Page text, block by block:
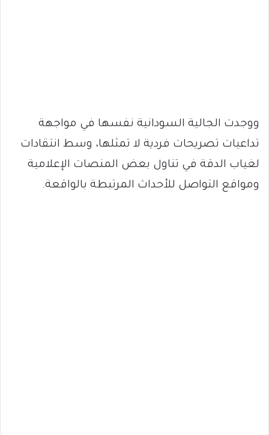
ووجدت الجالية السودانية نفسها في مواجهة
تداعيات تصريحات فردية لا تمثلها، وسط انتقادات
لغياب الدقة في تناول بعض المنصات الإعلامية
ومواقع التواصل للأحداث المرتبطة بالواقعة.